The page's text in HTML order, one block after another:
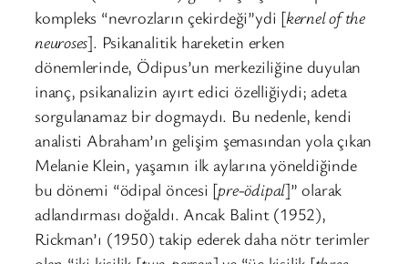
kompleks “nevrozların çekirdeği”ydi [kernel of the
neuroses]. Psikanalitik hareketin erken
dönemlerinde, Ödipus’un merkeziliğine duyulan
inanç, psikanalizin ayırt edici özelliğiydi; adeta
sorgulanamaz bir dogmaydı. Bu nedenle, kendi
analisti Abraham’ın gelişim şemasından yola çıkan
Melanie Klein, yaşamın ilk aylarına yöneldiğinde
bu dönemi “ödipal öncesi [pre-ödipal]” olarak
adlandırması doğaldı. Ancak Balint (1952),
Rickman’ı (1950) takip ederek daha nötr terimler